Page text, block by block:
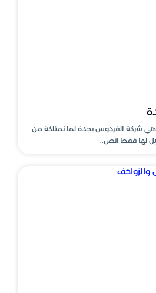
شركة الفردوس بجدة لما نمتلكة من
لها فقط اتص..